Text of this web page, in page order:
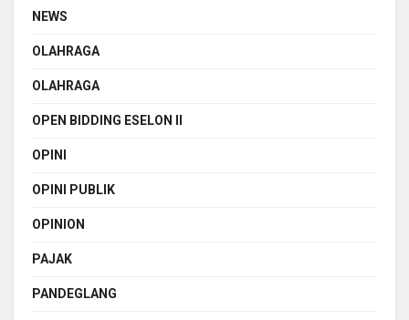
NEWS
OLAHRAGA
OLAHRAGA
OPEN BIDDING ESELON II
OPINI
OPINI PUBLIK
OPINION
PAJAK
PANDEGLANG